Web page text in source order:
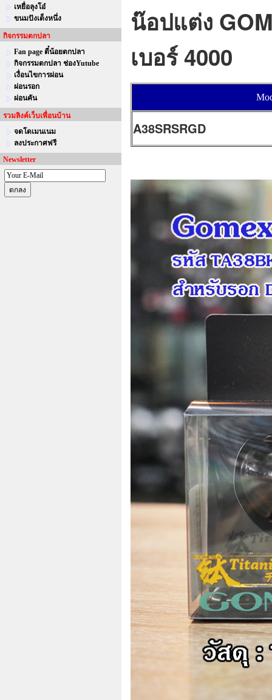
เหยื่อลุงโอ๋
ขนมปังเต็งหนึ่ง
กิจกรรมตกปลา
Fan page ตี๋น้อยตกปลา
กิจกรรมตกปลา ช่องYutube
เงื่อนไขการผ่อน
ผ่อนรอก
ผ่อนคัน
รวมลิงค์เว็บเพื่อนบ้าน
จดโดเมนเนม
ลงประกาศฟรี
Newsletter
น๊อปแต่ง
เบอร์ 4000
A38SRSRGD